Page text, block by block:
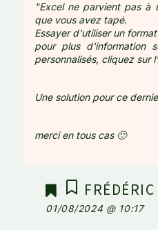
"Excel ne parvient pas à
que vous avez tapé.
Essayer d'utiliser un
pour plus d'information
personnalisés, cliquez sur
Une solution pour ce
merci en tous cas 🙂
01/08/2024 @ 10:17